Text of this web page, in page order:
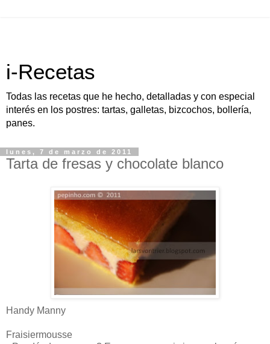
i-Recetas
Todas las recetas que he hecho, detalladas y con especial
interés en los postres: tartas, galletas, bizcochos, bollería,
panes.
lunes, 7 de marzo de 2011
Tarta de fresas y chocolate blanco
Handy Manny
Fraisiermousse